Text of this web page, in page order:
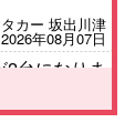
カー 坂出川津
2026年08月07日
2台になりま
ー 各務原那加
2026年08月06日